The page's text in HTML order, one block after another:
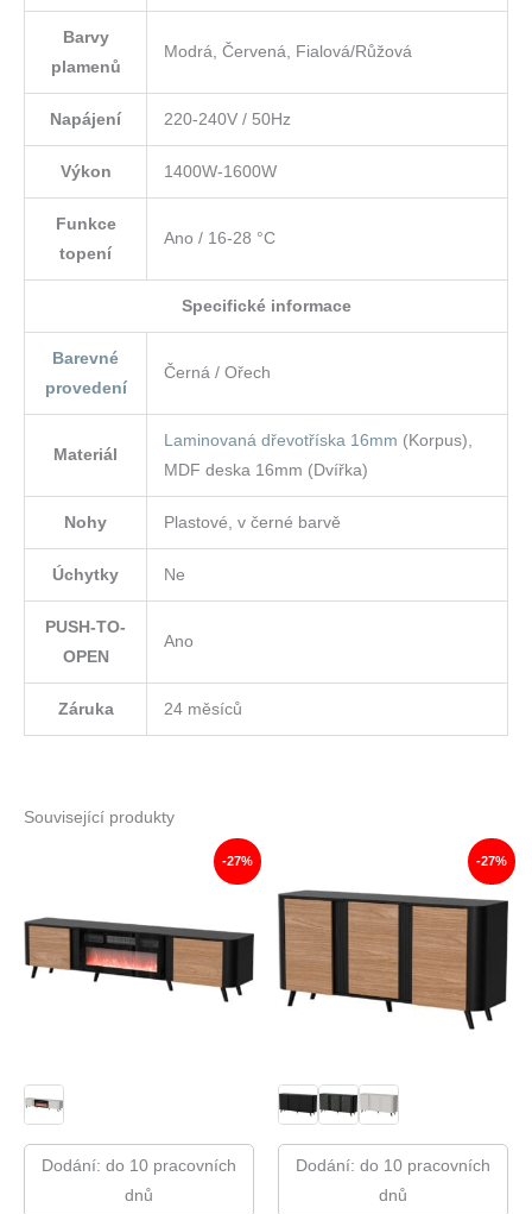
Barvy
plamenů
Modrá, Červená, Fialová/Růžová
Napájení 220-240V / 50Hz
Výkon 1400W-1600W
Funkce
topení
Ano / 16-28 °C
Specifické informace
Barevné
provedení
Černá / Ořech
Materiál
Laminovaná dřevotříska 16mm (Korpus),
MDF deska 16mm (Dvířka)
Nohy Plastové, v černé barvě
Úchytky Ne
PUSH-TO-
OPEN
Ano
Záruka 24 měsíců
Související produkty
-27%
Dodání: do 10 pracovních
dnů
-27%
Dodání: do 10 pracovních
dnů